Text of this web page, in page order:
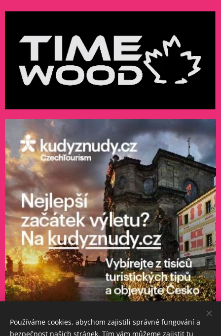
Používáme cookies, abychom zajistili správné fungování a
bezpečnost našich stránek. Tím vám můžeme zajistit tu